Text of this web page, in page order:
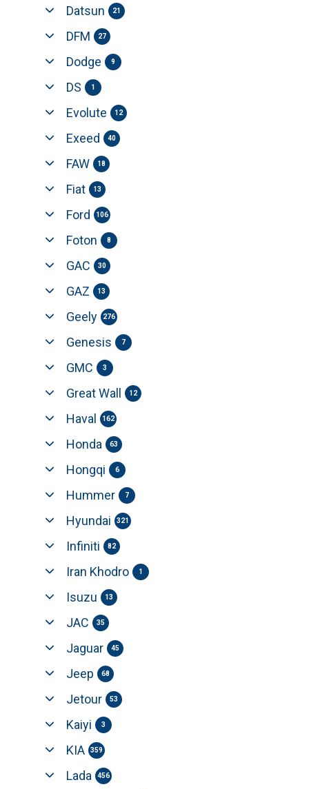
Datsun 21
DFM 27
Dodge 9
DS 1
Evolute 12
Exeed 40
FAW 18
Fiat 13
Ford 106
Foton 8
GAC 30
GAZ 13
Geely 276
Genesis 7
GMC 3
Great Wall 12
Haval 162
Honda 63
Hongqi 6
Hummer 7
Hyundai 321
Infiniti 82
Iran Khodro 1
Isuzu 13
JAC 35
Jaguar 45
Jeep 68
Jetour 53
Kaiyi 3
KIA 359
Lada 456